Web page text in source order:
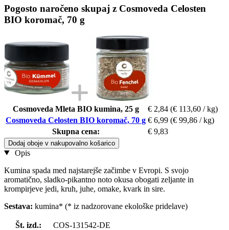
Pogosto naročeno skupaj z Cosmoveda Celosten
BIO koromač, 70 g
Cosmoveda Mleta BIO kumina, 25 g € 2,84 (€ 113,60 / kg)
Cosmoveda Celosten BIO koromač, 70 g € 6,99 (€ 99,86 / kg)
Skupna cena:
€ 9,83
Dodaj oboje v nakupovalno košarico
Opis
Kumina spada med najstarejše začimbe v Evropi. S svojo
aromatično, sladko-pikantno noto okusa obogati zeljante in
krompirjeve jedi, kruh, juhe, omake, kvark in sire.
Sestava: kumina* (* iz nadzorovane ekološke pridelave)
Št. izd.:
COS-131542-DE